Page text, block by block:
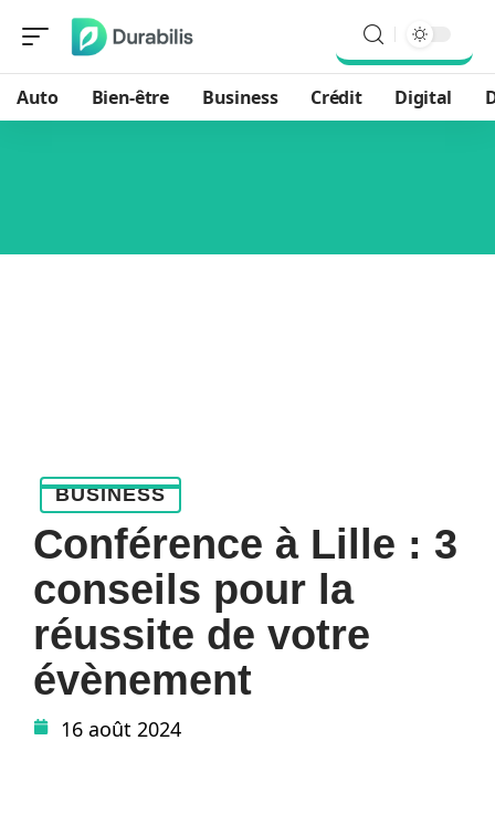
Auto Bien-être Business Crédit Digital
BUSINESS
Conférence à Lille : 3
conseils pour la
réussite de votre
évènement
16 août 2024